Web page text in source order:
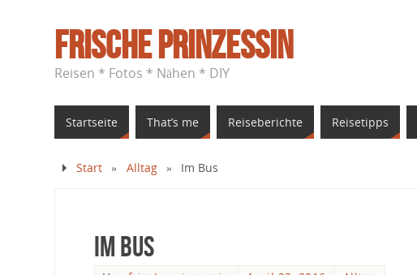
Frische Prinzessin
Reisen * Fotos * Nähen * DIY
Startseite That’s me Reiseberichte Reisetipps
Start » Alltag » Im Bus
Im Bus